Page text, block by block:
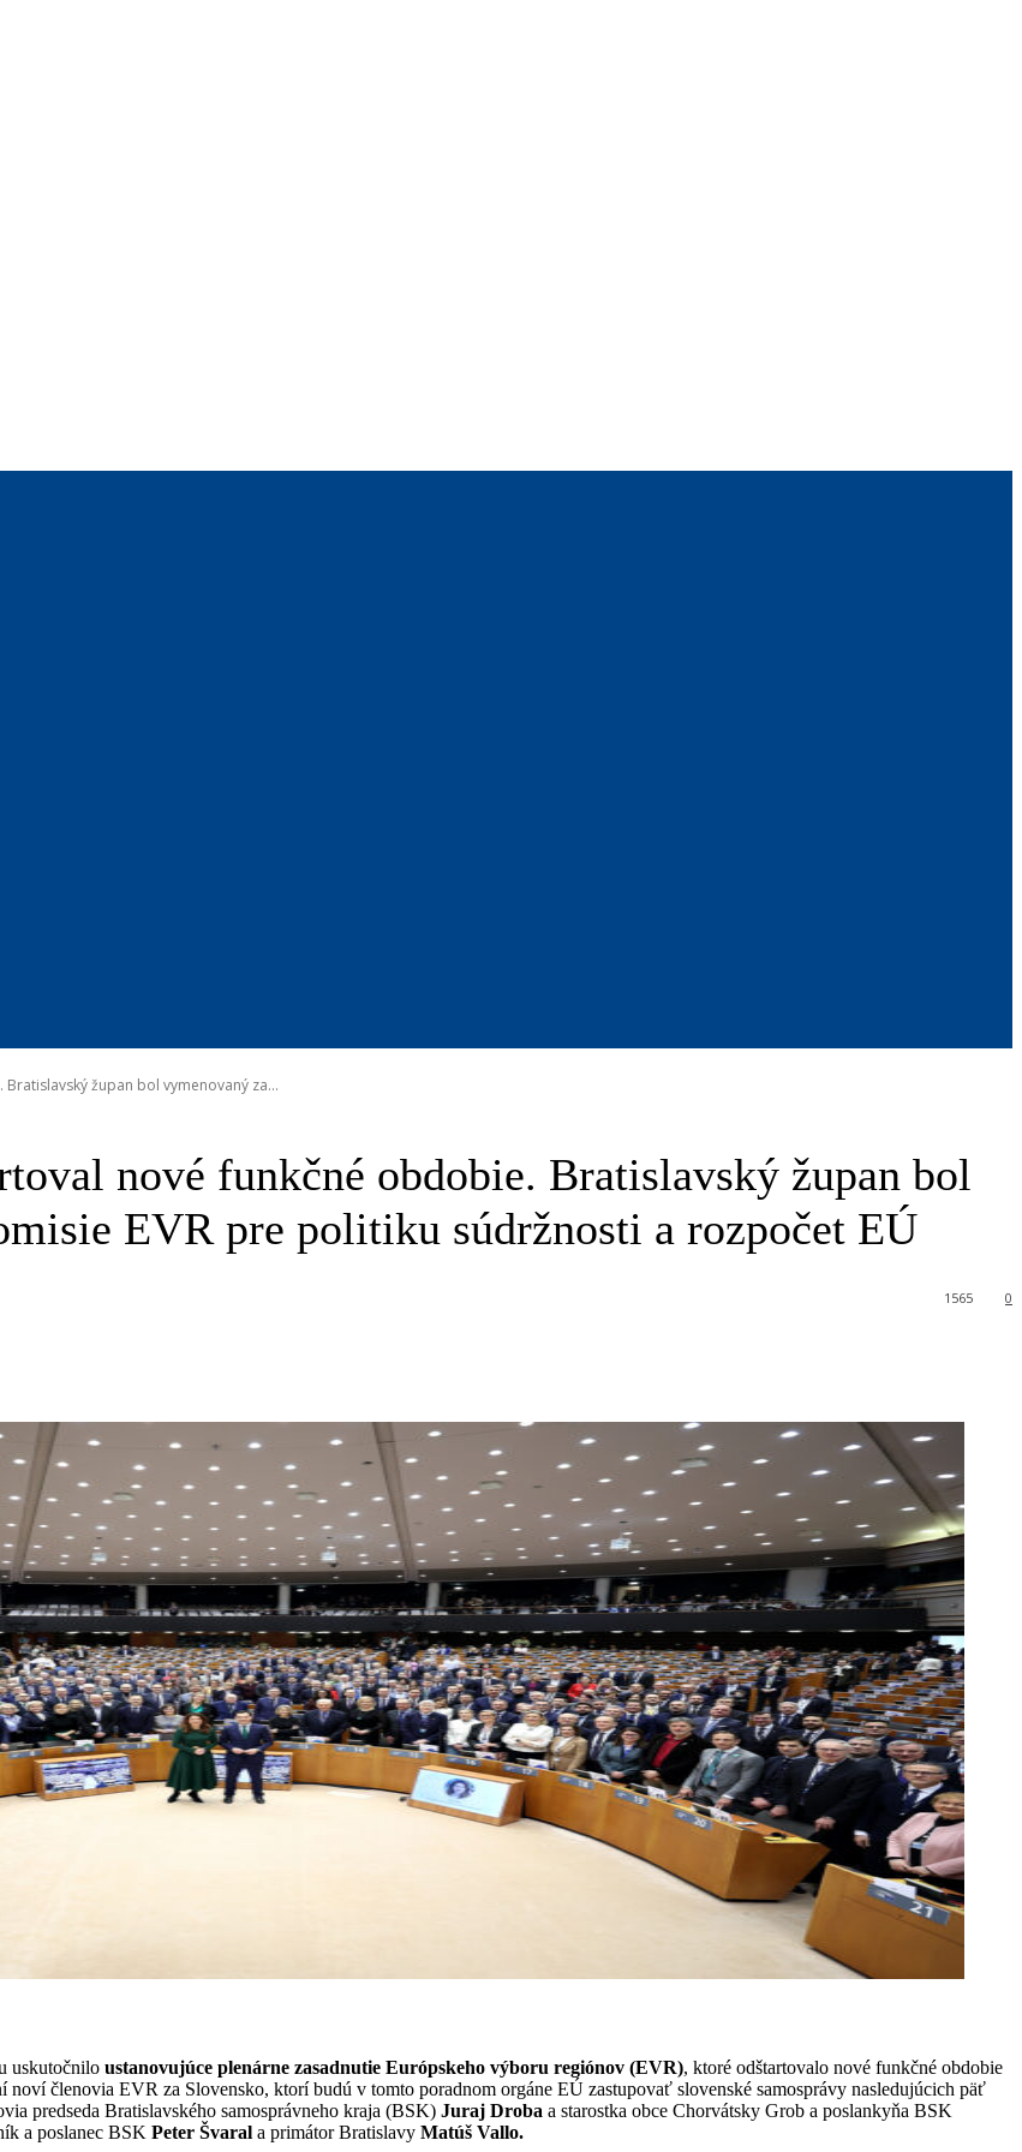
župan bol vymenovaný za...
nové funkčné obdobie. Bratislavský župan bol
EVR pre politiku súdržnosti a rozpočet EÚ
0
1565
uskutočnilo ustanovujúce plenárne zasadnutie Európskeho výboru regiónov (EVR), ktoré odštartovalo nové funkčné obdobie
členovia EVR za Slovensko, ktorí budú v tomto poradnom orgáne EÚ zastupovať slovenské samosprávy nasledujúcich päť
predseda Bratislavského samosprávneho kraja (BSK) Juraj Droba a starostka obce Chorvátsky Grob a poslankyňa BSK
a poslanec BSK Peter Švaral a primátor Bratislavy Matúš Vallo.